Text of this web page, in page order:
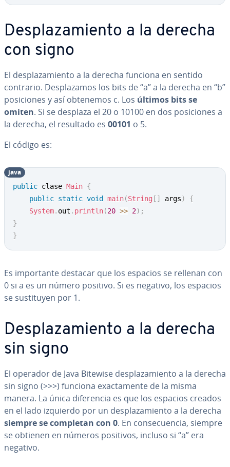
De­s­pla­za­mie­n­to a la derecha
con signo
El de­s­pla­za­mie­n­to a la derecha funciona en sentido
contrario. De­s­pla­za­mos los bits de “a” a la derecha en “b”
po­si­cio­nes y así obtenemos c. Los últimos bits se
omiten. Si se desplaza el 20 o 10100 en dos po­si­cio­nes a
la derecha, el resultado es 00101 o 5.
El código es:
public clase Main {
public static void main(String [ ] args)
{
System. out . println(20 >> 2) ;
}
}
java
Es im­po­r­ta­n­te destacar que los espacios se rellenan con
0 si a es un número positivo. Si es negativo, los espacios
se su­s­ti­tu­yen por 1.
De­s­pla­za­mie­n­to a la derecha
sin signo
El operador de Java Bitewise de­s­pla­za­mie­n­to a la derecha
sin signo (>>>) funciona exac­ta­me­n­te de la misma
manera. La única di­fe­re­n­cia es que los espacios creados
en el lado izquierdo por un de­s­pla­za­mie­n­to a la derecha
siempre se completan con 0. En co­n­se­cue­n­cia, siempre
se obtienen en números positivos, incluso si “a” era
negativo.